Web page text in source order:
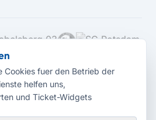
Cookies fuer den Betrieb der
helfen uns,
und Ticket-Widgets